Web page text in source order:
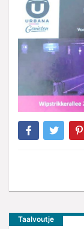
Taalvoutje